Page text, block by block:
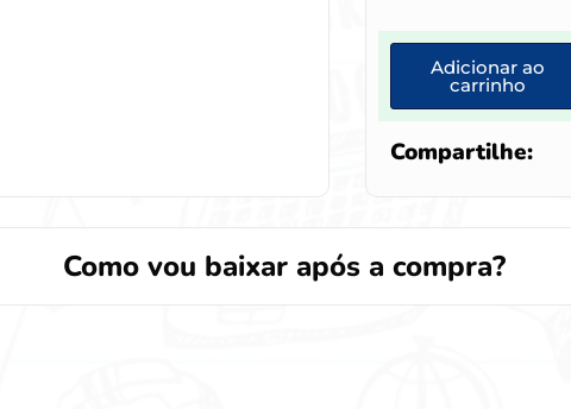
Adicionar ao
carrinho
Compartilhe:
Como vou baixar após a compra?